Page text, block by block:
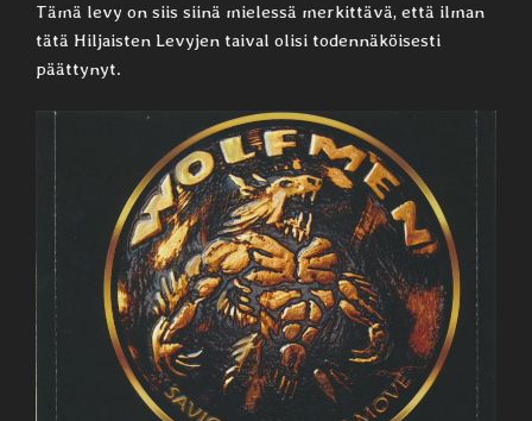
Tämä levy on siis siinä mielessä merkittävä, että ilman
tätä Hiljaisten Levyjen taival olisi todennäköisesti
päättynyt.